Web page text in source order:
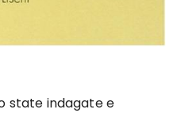
state indagate e